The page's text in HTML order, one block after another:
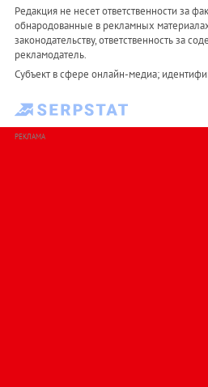
Редакция не несет ответственности за
обнародованные в рекламных
законодательству, ответственность за
рекламодатель.
Субъект в сфере онлайн-медиа;
РЕКЛАМА